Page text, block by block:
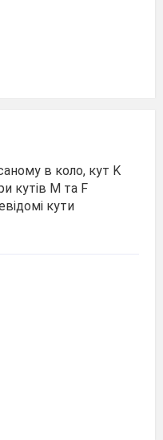
в коло, кут K
кутів M та F
кути